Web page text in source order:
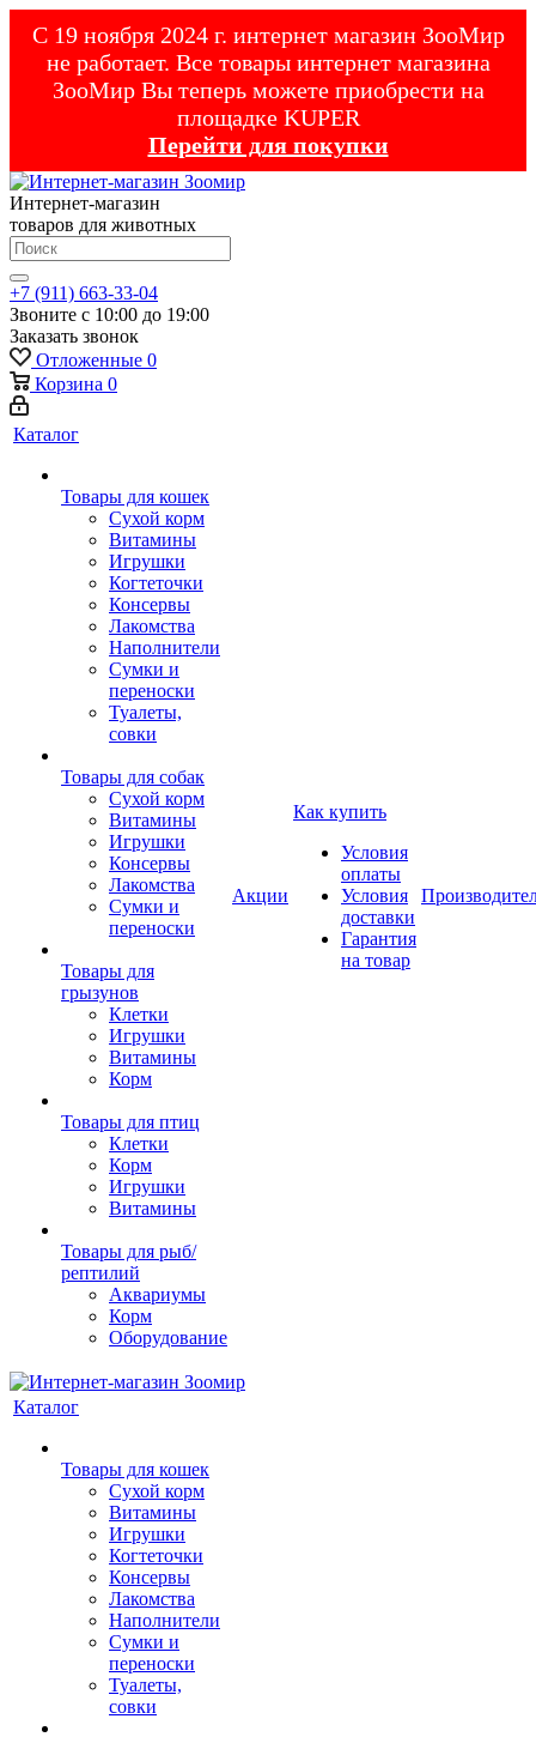
С 19 ноября 2024 г. интернет магазин ЗооМир
не работает. Все товары интернет магазина
ЗооМир Вы теперь можете приобрести на
площадке KUPER
Перейти для покупки
Интернет-магазин
товаров для животных
+7 (911) 663-33-04
Звоните с 10:00 до 19:00
Заказать звонок
Отложенные 0
Корзина 0
Каталог
Товары для кошек
Cухой корм
Витамины
Игрушки
Когтеточки
Консервы
Лакомства
Наполнители
Сумки и
переноски
Туалеты,
совки
Товары для собак
Cухой корм
Витамины
Игрушки
Консервы
Лакомства
Сумки и
переноски
Товары для
грызунов
Клетки
Игрушки
Витамины
Корм
Товары для птиц
Клетки
Корм
Игрушки
Витамины
Товары для рыб/
рептилий
Аквариумы
Корм
Оборудование
Акции
Как купить
Условия
оплаты
Условия
доставки
Гарантия
на товар
Каталог
Товары для кошек
Cухой корм
Витамины
Игрушки
Когтеточки
Консервы
Лакомства
Наполнители
Сумки и
переноски
Туалеты,
совки